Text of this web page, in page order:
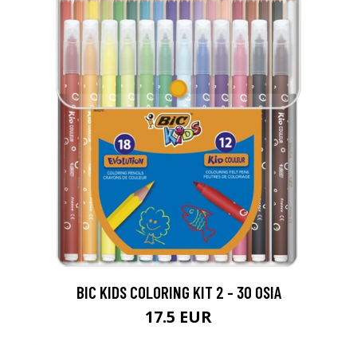
BIC KIDS COLORING KIT 2 - 30 OSIA
17.5 EUR